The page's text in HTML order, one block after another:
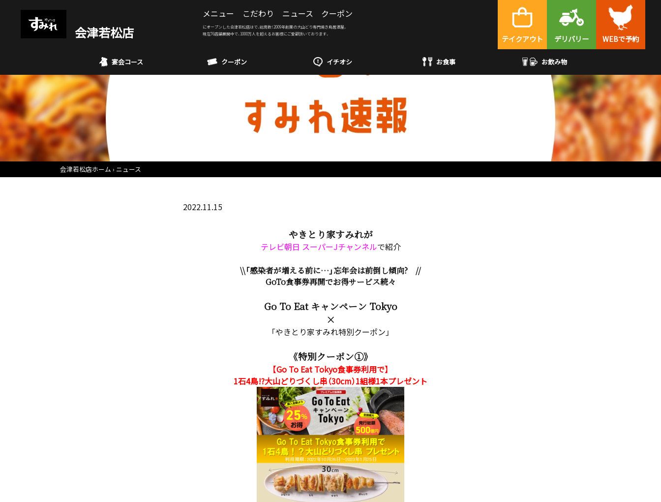
会津若松店
メニュー こだわり ニュース クーポン
テイクアウト デリバリー WEBで予約
にオープンした会津若松店はで、総席数！2009年創業の大山どり専門焼き鳥居酒屋。
現在76店舗展開中で、1000万人を超えるお客様にご愛顧頂いております。
宴会コース クーポン イチオシ お食事 お飲み物
会津若松店ホーム ニュース
2022.11.15
やきとり家すみれが
テレビ朝日 スーパーJチャンネルで紹介
\\「感染者が増える前に…」忘年会は前倒し傾向? //
GoTo食事券再開でお得サービス続々
Go To Eat キャンペーン Tokyo
×
「やきとり家すみれ特別クーポン」
《特別クーポン①》
【Go To Eat Tokyo食事券利用で】
1石4鳥!?大山どりづくし串（30cm）1組様1本プレゼント